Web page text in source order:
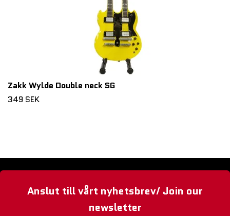
Zakk Wylde Double neck SG
349 SEK
Anslut till vårt nyhetsbrev/ Join our
newsletter